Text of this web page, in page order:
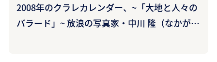
2008年のクラレカレンダー、~「大地と人々の
バラード」~ 放浪の写真家・中川 隆（なかがわ